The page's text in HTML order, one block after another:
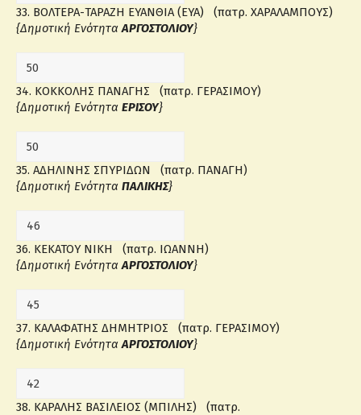
33. ΒΟΛΤΕΡΑ-ΤΑΡΑΖΗ ΕΥΑΝΘΙΑ (ΕΥΑ) (πατρ. ΧΑΡΑΛΑΜΠΟΥΣ)
{Δημοτική ΕνότηταΑΡΓΟΣΤΟΛΙΟΥ}
34. ΚΟΚΚΟΛΗΣ ΠΑΝΑΓΗΣ (πατρ. ΓΕΡΑΣΙΜΟΥ)
{Δημοτική Ενότητα ΕΡΙΣΟΥ}
35. ΑΔΗΛΙΝΗΣ ΣΠΥΡΙΔΩΝ (πατρ. ΠΑΝΑΓΗ)
{Δημοτική Ενότητα ΠΑΛΙΚΗΣ}
36. ΚΕΚΑΤΟΥ ΝΙΚΗ (πατρ. ΙΩΑΝΝΗ)
{Δημοτική ΕνότηταΑΡΓΟΣΤΟΛΙΟΥ}
37. ΚΑΛΑΦΑΤΗΣ ΔΗΜΗΤΡΙΟΣ (πατρ. ΓΕΡΑΣΙΜΟΥ)
{Δημοτική ΕνότηταΑΡΓΟΣΤΟΛΙΟΥ}
38. ΚΑΡΑΛΗΣ ΒΑΣΙΛΕΙΟΣ (ΜΠΙΛΗΣ) (πατρ.